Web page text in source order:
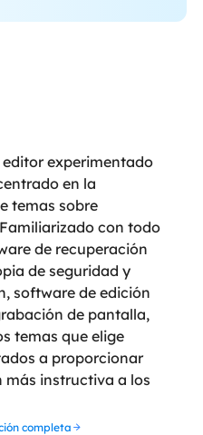
editor experimentado
en la
temas sobre
con todo
de recuperación
de seguridad y
software de edición
de pantalla,
temas que elige
a proporcionar
más instructiva a los
completa